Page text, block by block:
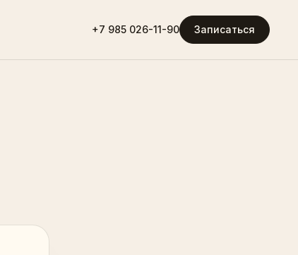
+7 985 026-11-90 Записаться